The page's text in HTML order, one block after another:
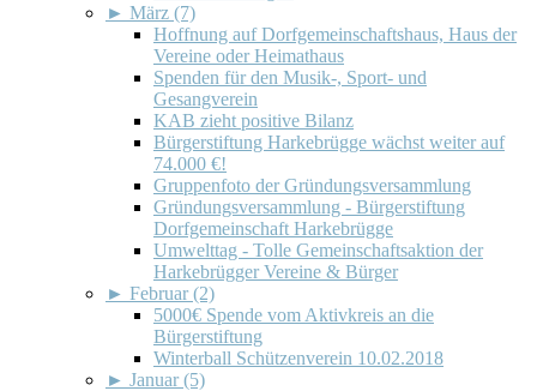
► März (7)
Hoffnung auf Dorfgemeinschaftshaus, Haus der
Vereine oder Heimathaus
Spenden für den Musik-, Sport- und
Gesangverein
KAB zieht positive Bilanz
Bürgerstiftung Harkebrügge wächst weiter auf
74.000 €!
Gruppenfoto der Gründungsversammlung
Gründungsversammlung - Bürgerstiftung
Dorfgemeinschaft Harkebrügge
Umwelttag - Tolle Gemeinschaftsaktion der
Harkebrügger Vereine & Bürger
► Februar (2)
5000€ Spende vom Aktivkreis an die
Bürgerstiftung
Winterball Schützenverein 10.02.2018
► Januar (5)